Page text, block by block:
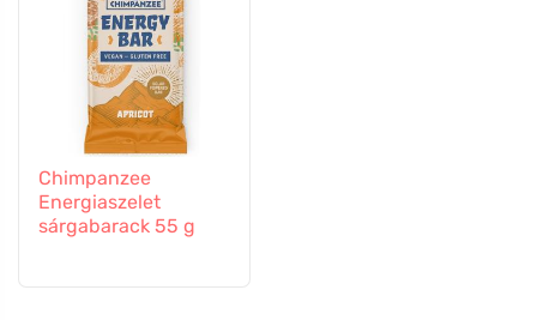
Chimpanzee
Energiaszelet
sárgabarack 55 g